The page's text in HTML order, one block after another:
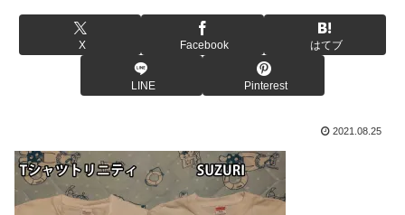
X Facebook はてブ
LINE Pinterest
2021.08.25